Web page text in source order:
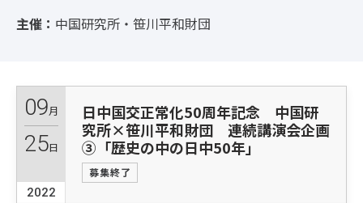
主催： 中国研究所・笹川平和財団
09月
25日
2022
日中国交正常化50周年記念 中国研
究所×笹川平和財団 連続講演会企画
③「歴史の中の日中50年」
募集終了